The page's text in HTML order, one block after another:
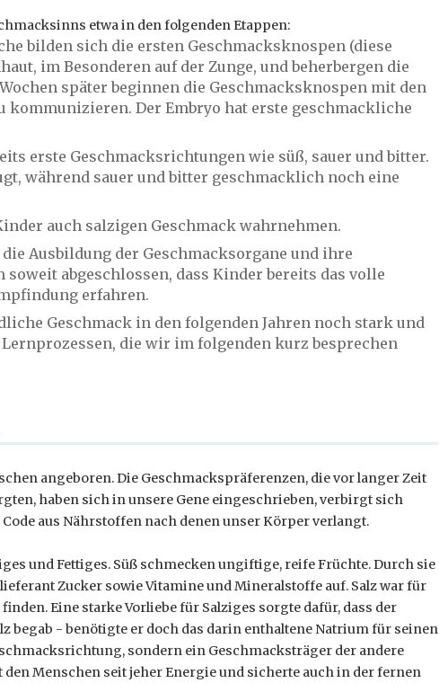
etwa in den folgenden Etappen:
bilden sich die ersten Geschmacksknospen (diese
im Besonderen auf der Zunge, und beherbergen die
später beginnen die Geschmacksknospen mit den
kommunizieren. Der Embryo hat erste geschmackliche
erste Geschmacksrichtungen wie süß, sauer und bitter.
während sauer und bitter geschmacklich noch eine
auch salzigen Geschmack wahrnehmen.
Ausbildung der Geschmacksorgane und ihre
abgeschlossen, dass Kinder bereits das volle
erfahren.
Geschmack in den folgenden Jahren noch stark und
die wir im folgenden kurz besprechen
angeboren. Die Geschmackspräferenzen, die vor langer Zeit
haben sich in unsere Gene eingeschrieben, verbirgt sich
aus Nährstoffen nach denen unser Körper verlangt.
und Fettiges. Süß schmecken ungiftige, reife Früchte. Durch sie
Zucker sowie Vitamine und Mineralstoffe auf. Salz war für
Eine starke Vorliebe für Salziges sorgte dafür, dass der
begab - benötigte er doch das darin enthaltene Natrium für seinen
sondern ein Geschmacksträger der andere
Menschen seit jeher Energie und sicherte auch in der fernen